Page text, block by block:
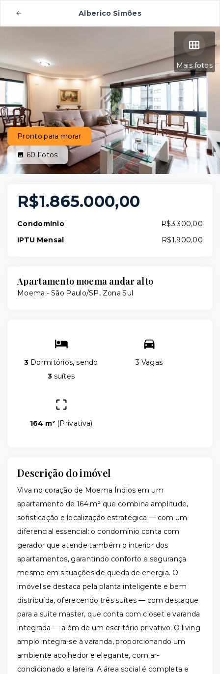
Alberico Simões
Mais fotos
Pronto para morar
60Fotos
R$1.865.000,00
Condomínio
R$3.300,00
IPTU Mensal
R$1.900,00
Apartamento moema andar alto
Moema - São Paulo/SP, Zona Sul
3 Dormitórios, sendo
3suítes
3 Vagas
164 m² (Privativa)
Descrição do imóvel
Viva no coração de Moema Índios em um
apartamento de 164 m² que combina amplitude,
sofisticação e localização estratégica — com um
diferencial essencial: o condomínio conta com
gerador que atende também o interior dos
apartamentos, garantindo conforto e segurança
mesmo em situações de queda de energia. O
imóvel se destaca pela planta inteligente e bem
distribuída, oferecendo três suítes — com destaque
para a suíte master, que conta com closet e varanda
integrada — além de um escritório privativo. O living
amplo integra-se à varanda, proporcionando um
ambiente acolhedor e elegante, com ar-
condicionado e lareira. A área social é completa e